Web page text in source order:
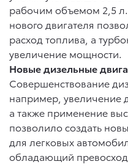
рабочим объемом 2,5
нового двигателя
расход топлива, а
увеличение мощности.
Новые дизельные
Совершенствование
например, увеличение
а также применение
позволило создать
для легковых
обладающий